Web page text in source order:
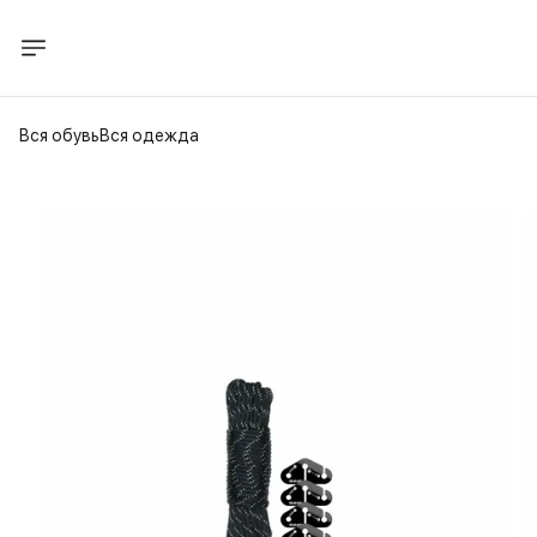
Вся обувьВся одежда